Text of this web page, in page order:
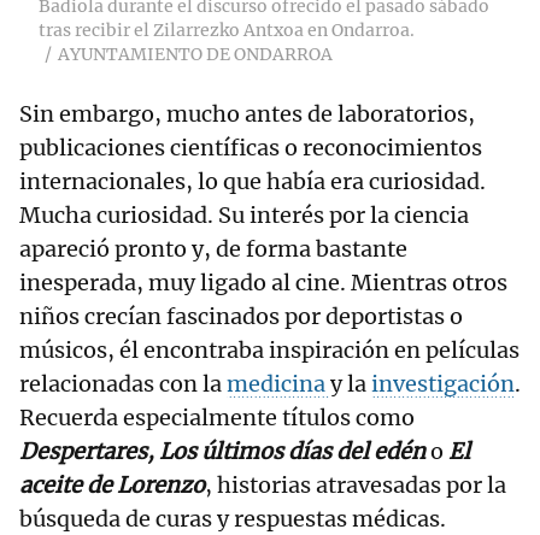
Badiola durante el discurso ofrecido el pasado sábado
tras recibir el Zilarrezko Antxoa en Ondarroa.
AYUNTAMIENTO DE ONDARROA
Sin embargo, mucho antes de laboratorios,
publicaciones científicas o reconocimientos
internacionales, lo que había era curiosidad.
Mucha curiosidad. Su interés por la ciencia
apareció pronto y, de forma bastante
inesperada, muy ligado al cine. Mientras otros
niños crecían fascinados por deportistas o
músicos, él encontraba inspiración en películas
relacionadas con lamedicinay lainvestigación.
Recuerda especialmente títulos como
Despertares, Los últimos días del edéno El
aceite de Lorenzo, historias atravesadas por la
búsqueda de curas y respuestas médicas.